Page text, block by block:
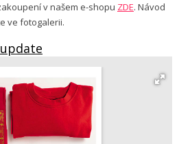
v našem e-shopu ZDE. Návod
ve fotogalerii.